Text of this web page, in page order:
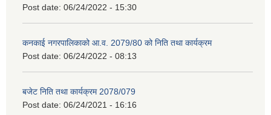
Post date: 06/24/2022 - 15:30
कनकाई नगरपालिकाको आ.व. 2079/80 को निति तथा कार्यक्रम
Post date: 06/24/2022 - 08:13
बजेट निति तथा कार्यक्रम 2078/079
Post date: 06/24/2021 - 16:16